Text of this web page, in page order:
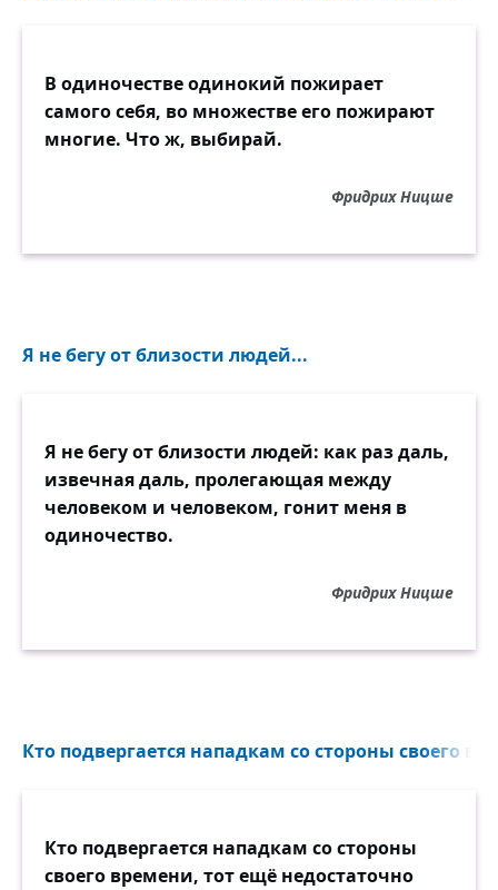
В одиночестве одинокий пожирает
самого себя, во множестве его пожирают
многие. Что ж, выбирай.
Фридрих Ницше
Я не бегу от близости людей...
Я не бегу от близости людей: как раз даль,
извечная даль, пролегающая между
человеком и человеком, гонит меня в
одиночество.
Фридрих Ницше
Кто подвергается нападкам со стороны своего
Кто подвергается нападкам со стороны
своего времени, тот ещё недостаточно